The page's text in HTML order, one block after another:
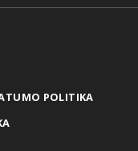
POLITIKA